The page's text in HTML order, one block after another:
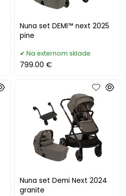
Nuna set DEMI™ next 2025
pine
Na externom sklade
799.00 €
Nuna set Demi Next 2024
granite